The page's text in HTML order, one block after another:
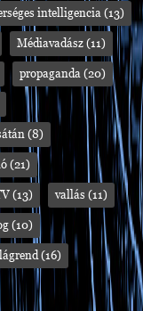
intelligencia(13)
Médiavadász (11)
propaganda (20)
(8)
(21)
(13) vallás (11)
(10)
(16)